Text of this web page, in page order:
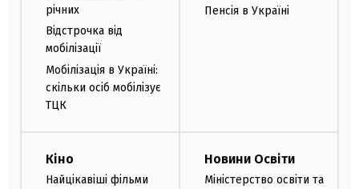
річних
Відстрочка від
мобілізації
Мобілізація в Україні:
скільки осіб мобілізує
ТЦК
Пенсія в Україні
Кіно
Найцікавіші фільми
Новини Освіти
Міністерство освіти та